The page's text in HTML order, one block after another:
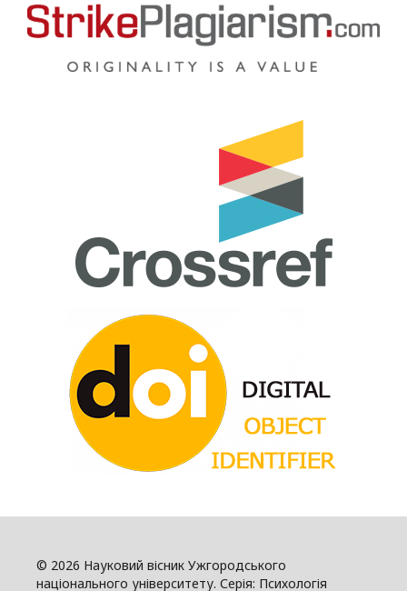
© 2026 Науковий вісник Ужгородського
національного університету. Серія: Психологія